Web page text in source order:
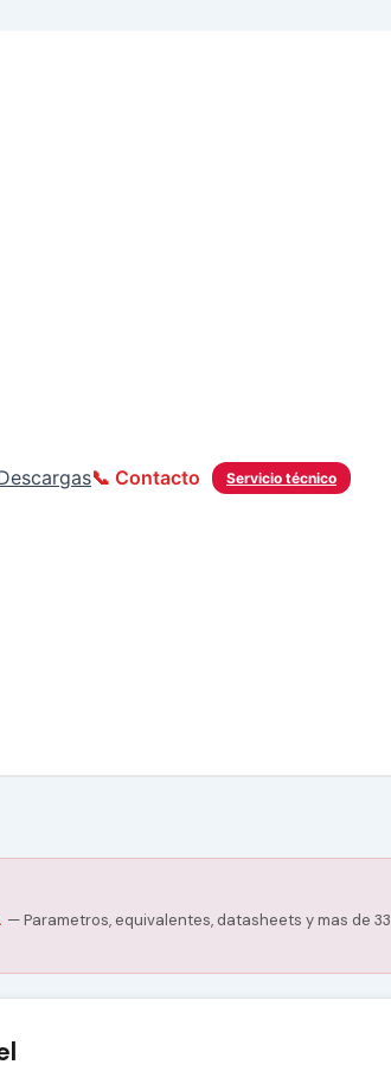
Servicio técnico
📞 Contacto
— Parametros, equivalentes, datasheets y mas de